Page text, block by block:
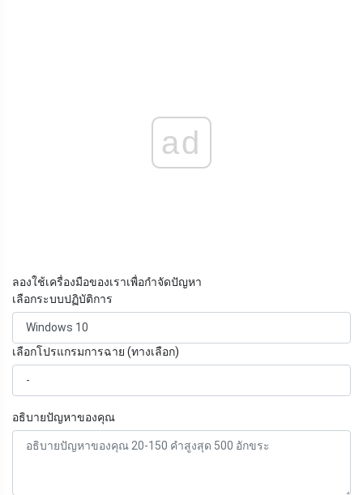
ad
ลองใช้เครื่องมือของเราเพื่อกำจัดปัญหา
เลือกระบบปฏิบัติการ
เลือกโปรแกรมการฉาย (ทางเลือก)
อธิบายปัญหาของคุณ